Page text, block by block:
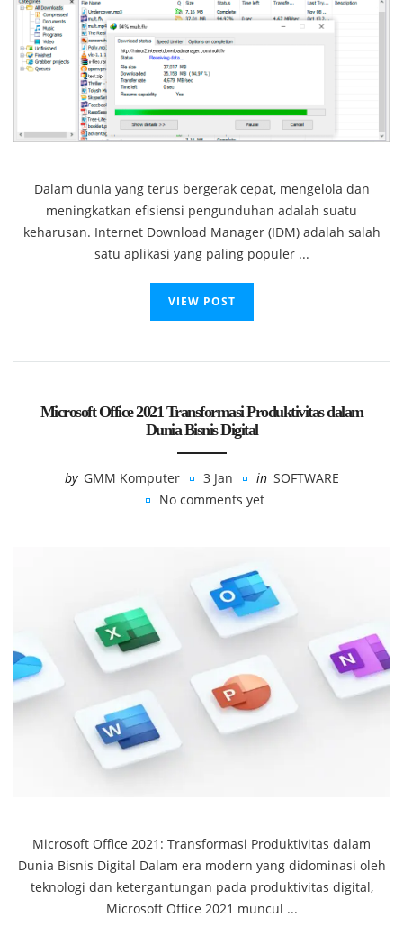
Dalam dunia yang terus bergerak cepat, mengelola dan
meningkatkan efisiensi pengunduhan adalah suatu
keharusan. Internet Download Manager (IDM) adalah salah
satu aplikasi yang paling populer ...
VIEW POST
Microsoft Office 2021 Transformasi Produktivitas dalam
Dunia Bisnis Digital
by GMM Komputer 3 Jan in SOFTWARE
No comments yet
Microsoft Office 2021: Transformasi Produktivitas dalam
Dunia Bisnis Digital Dalam era modern yang didominasi oleh
teknologi dan ketergantungan pada produktivitas digital,
Microsoft Office 2021 muncul ...